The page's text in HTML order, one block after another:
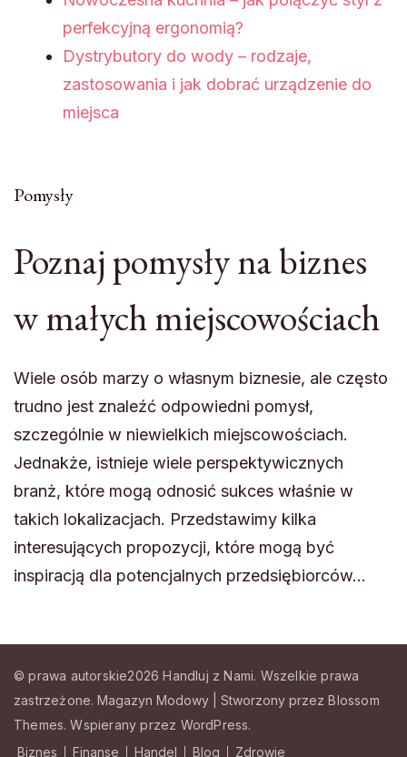
perfekcyjną ergonomią?
Dystrybutory do wody – rodzaje,
zastosowania i jak dobrać urządzenie do
miejsca
Pomysły
Poznaj pomysły na biznes
w małych miejscowościach
Wiele osób marzy o własnym biznesie, ale często
trudno jest znaleźć odpowiedni pomysł,
szczególnie w niewielkich miejscowościach.
Jednakże, istnieje wiele perspektywicznych
branż, które mogą odnosić sukces właśnie w
takich lokalizacjach. Przedstawimy kilka
interesujących propozycji, które mogą być
inspiracją dla potencjalnych przedsiębiorców…
© prawa autorskie2026Handluj z Nami. Wszelkie prawa
zastrzeżone. Magazyn Modowy | Stworzony przezBlossom
Themes. Wspierany przez WordPress.
Biznes
Finanse Handel Blog Zdrowie